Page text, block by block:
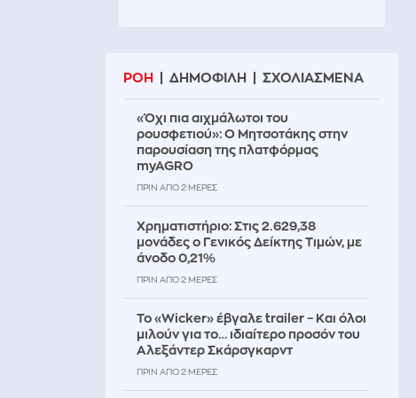
ΡΟΗ ΔΗΜΟΦΙΛΗ ΣΧΟΛΙΑΣΜΕΝΑ
«Όχι πια αιχμάλωτοι του
ρουσφετιού»: Ο Μητσοτάκης στην
παρουσίαση της πλατφόρμας
myAGRO
ΠΡΙΝ ΑΠΌ 2 ΜΈΡΕΣ
Χρηματιστήριο: Στις 2.629,38
μονάδες ο Γενικός Δείκτης Τιμών, με
άνοδο 0,21%
ΠΡΙΝ ΑΠΌ 2 ΜΈΡΕΣ
Το «Wicker» έβγαλε trailer – Και όλοι
μιλούν για το… ιδιαίτερο προσόν του
Αλεξάντερ Σκάρσγκαρντ
ΠΡΙΝ ΑΠΌ 2 ΜΈΡΕΣ